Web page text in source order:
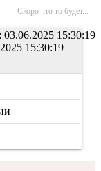
Скоро что то будет...
15:30:19
15:30:19